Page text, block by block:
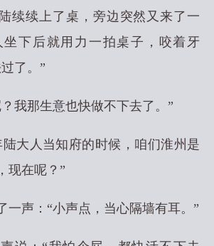
续续上了桌，旁边突然又来了一
下后就用力一拍桌子，咬着牙
了。”
我那生意也快做不下去了。”
陆大人当知府的时候，咱们淮州是
现在呢？”
一声：“小声点，当心隔墙有耳。”